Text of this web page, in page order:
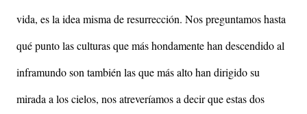
vida, es la idea misma de resurrección. Nos preguntamos hasta
qué punto las culturas que más hondamente han descendido al
inframundo son también las que más alto han dirigido su
mirada a los cielos, nos atreveríamos a decir que estas dos